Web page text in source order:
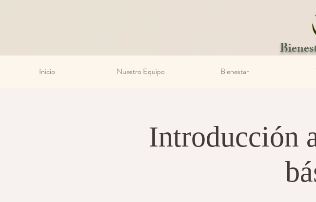
Inicio Nuestro Equipo Bienestar
Introducción